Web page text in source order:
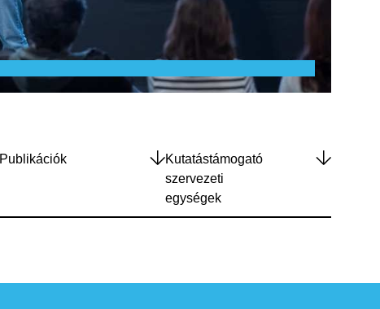
Publikációk
Kutatástámogató
szervezeti
egységek